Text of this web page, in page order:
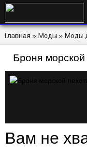
Главная » Моды » Моды
Броня
Вам не